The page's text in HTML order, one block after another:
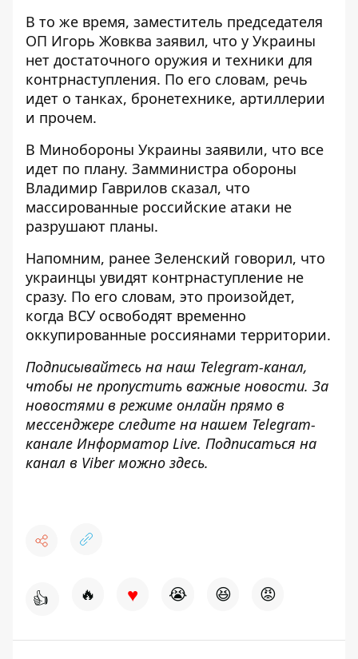
В то же время, заместитель председателя
ОП Игорь Жовква заявил, что у Украины
нет достаточного оружия и техники для
контрнаступления. По его словам, речь
идет о танках, бронетехнике, артиллерии
и прочем.
В Минобороны Украины заявили, что все
идет по плану. Замминистра обороны
Владимир Гаврилов сказал, что
массированные российские атаки не
разрушают планы.
Напомним, ранее Зеленский говорил, что
украинцы увидят контрнаступление не
сразу. По его словам, это произойдет,
когда ВСУ освободят временно
оккупированные россиянами территории.
Подписывайтесь на наш Telegram-канал,
чтобы не пропустить важные новости. За
новостями в режиме онлайн прямо в
мессенджере следите на нашем Telegram-
канале Информатор Live. Подписаться на
канал в Viber можно здесь.
👍 🔥 ♥ 😭 😆 😡